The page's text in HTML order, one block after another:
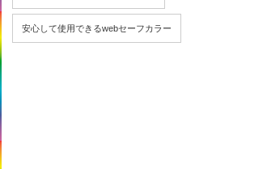
安心して使用できるwebセーフカラー